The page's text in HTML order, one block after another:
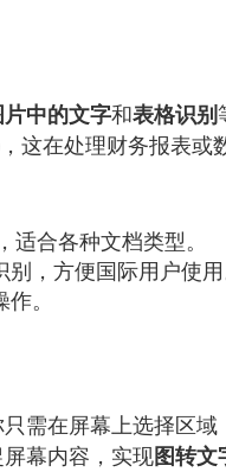
中的文字和表格识别
，这在处理财务报表或
合各种文档类型。
，方便国际用户使用
。
需在屏幕上选择区
幕内容，实现图转文